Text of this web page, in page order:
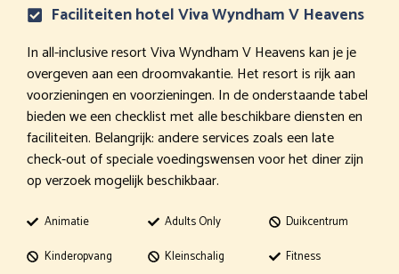
Faciliteiten hotel Viva Wyndham V Heavens
In all-inclusive resort Viva Wyndham V Heavens kan je je
overgeven aan een droomvakantie. Het resort is rijk aan
voorzieningen en voorzieningen. In de onderstaande tabel
bieden we een checklist met alle beschikbare diensten en
faciliteiten. Belangrijk: andere services zoals een late
check-out of speciale voedingswensen voor het diner zijn
op verzoek mogelijk beschikbaar.
Animatie
Kinderopvang
Adults Only
Kleinschalig
Duikcentrum
Fitness